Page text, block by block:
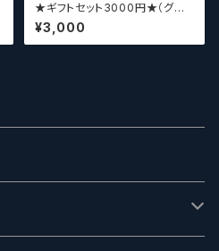
★ギフトセット3000円★（グラ
スセット）【クラフトビール】
¥3,000